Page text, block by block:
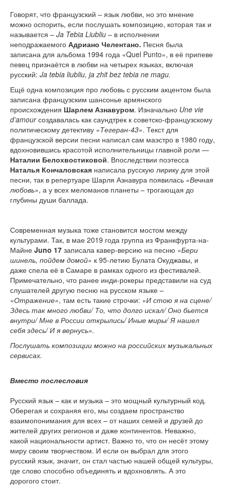
Говорят, что французский – язык любви, но это мнение
можно оспорить, если послушать композицию, которая так и
называется – Ja Tebia Liubliu – в исполнении
неподражаемого Адриано Челентано. Песня была
записана для альбома 1994 года «Quel Punto», в её припеве
певец признаётся в любви на четырех языках, включая
русский: Ja tebia liubliu, ja zhit bez tebia ne magu.
Ещё одна композиция про любовь с русским акцентом была
записана французским шансонье армянского
происхождения Шарлем Азнавуром. Изначально Une vie
d’amourсоздавалась как саундтрек к советско-французскому
политическому детективу «Тегеран-43». Текст для
французской версии песни написал сам маэстро в 1980 году,
вдохновившись красотой исполнительницы главной роли —
Наталии Белохвостиковой. Впоследствии поэтесса
Наталья Кончаловская написала русскую лирику для этой
песни, так в репертуаре Шарля Азнавура появилась «Вечная
любовь», а у всех меломанов планеты – трогающая до
глубины души баллада.
Современная музыка тоже становится мостом между
культурами. Так, в мае 2019 года группа из Франкфурта-на-
Майне Juno 17 записала кавер-версию на песню «Бери
шинель, пойдем домой» к 95-летию Булата Окуджавы, и
даже спела её в Самаре в рамках одного из фестивалей.
Примечательно, что ранее инди-рокеры представили на суд
слушателей другую песню на русском языке –
«Отражение», там есть такие строчки: «И стою я на сцене/
Здесь так много любви/ То, что долго искал/ Оно бьется
внутри/ Мне в России открылись/ Иные миры/ Я нашел
себя здесь/ И я вернусь».
Послушать композиции можно на российских музыкальных
сервисах.
Вместо послесловия
Русский язык – как и музыка – это мощный культурный код.
Оберегая и сохраняя его, мы создаем пространство
взаимопонимания для всех – от наших семей и друзей до
жителей других регионов и даже континентов. Неважно,
какой национальности артист. Важно то, что он несёт этому
миру своим творчеством. И если он выбрал для этого
русский язык, значит, он стал частью нашей общей культуры,
где слово способно объединять и вдохновлять. А это
дорогого стоит.